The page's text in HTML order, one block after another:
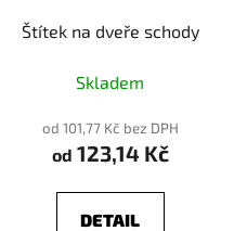
Štítek na dveře schody
Skladem
od 101,77 Kč bez DPH
od 123,14 Kč
DETAIL